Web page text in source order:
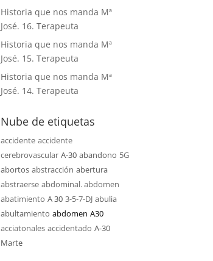
Historia que nos manda Mª
José. 16. Terapeuta
Historia que nos manda Mª
José. 15. Terapeuta
Historia que nos manda Mª
José. 14. Terapeuta
Nube de etiquetas
accidente accidente
cerebrovascular A-30 abandono 5G
abortos abstracción abertura
abstraerse abdominal. abdomen
abatimiento A 30 3-5-7-DJ abulia
abultamiento abdomen A30
acciatonales accidentado A-30
Marte